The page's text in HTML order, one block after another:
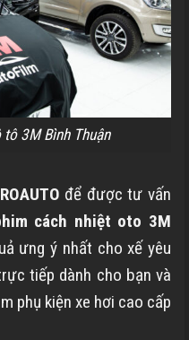
3M Bình Thuận
để được tư vấn
cách nhiệt oto 3M
ưng ý nhất cho xế yêu
tiếp dành cho bạn và
phụ kiện xe hơi cao cấp